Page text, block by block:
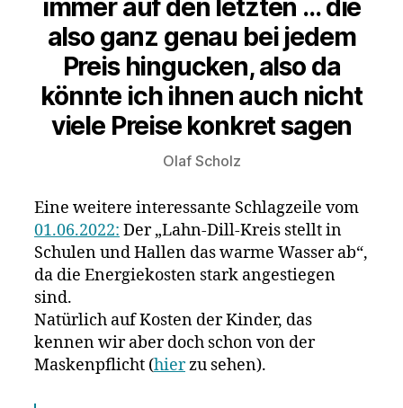
immer auf den letzten … die
also ganz genau bei jedem
Preis hingucken, also da
könnte ich ihnen auch nicht
viele Preise konkret sagen
Olaf Scholz
Eine weitere interessante Schlagzeile vom
01.06.2022: Der „Lahn-Dill-Kreis stellt in
Schulen und Hallen das warme Wasser ab“,
da die Energiekosten stark angestiegen
sind.
Natürlich auf Kosten der Kinder, das
kennen wir aber doch schon von der
Maskenpflicht (hierzu sehen).